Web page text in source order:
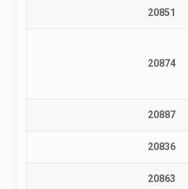
20851
20874
20887
20836
20863